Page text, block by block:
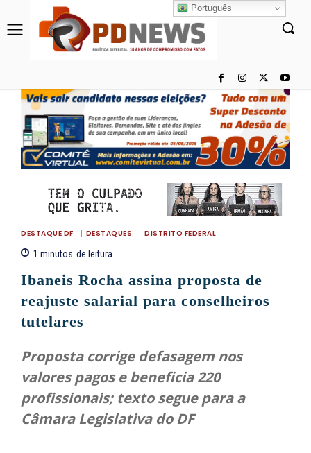
DESTAQUE DF DESTAQUES DISTRITO FEDERAL
1 minutos de leitura
Ibaneis Rocha assina proposta de
reajuste salarial para conselheiros
tutelares
Proposta corrige defasagem nos
valores pagos e beneficia 220
profissionais; texto segue para a
Câmara Legislativa do DF
Português